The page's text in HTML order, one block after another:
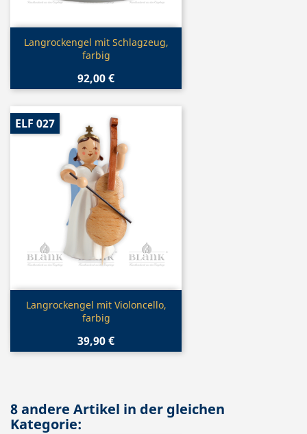
Vorschau
Langrockengel mit Schlagzeug,
farbig
92,00 €
Vorschau
Langrockengel mit Violoncello,
farbig
39,90 €
ELF 027
8 andere Artikel in der gleichen
Kategorie: